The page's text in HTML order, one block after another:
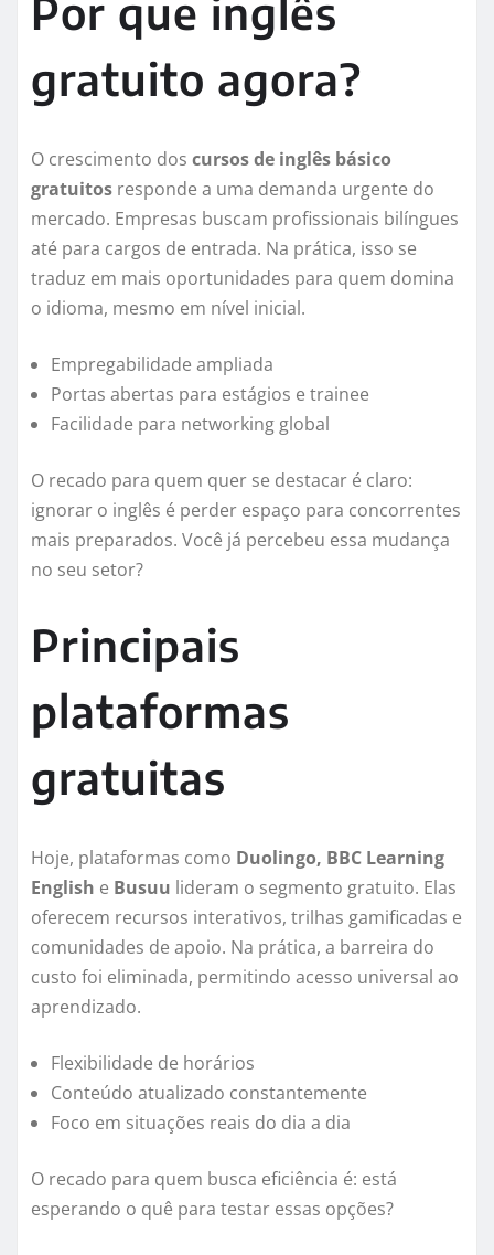
Por que inglês
gratuito agora?
O crescimento dos cursos de inglês básico
gratuitos responde a uma demanda urgente do
mercado. Empresas buscam profissionais bilíngues
até para cargos de entrada. Na prática, isso se
traduz em mais oportunidades para quem domina
o idioma, mesmo em nível inicial.
Empregabilidade ampliada
Portas abertas para estágios e trainee
Facilidade para networking global
O recado para quem quer se destacar é claro:
ignorar o inglês é perder espaço para concorrentes
mais preparados. Você já percebeu essa mudança
no seu setor?
Principais
plataformas
gratuitas
Hoje, plataformas como Duolingo, BBC Learning
English e Busuu lideram o segmento gratuito. Elas
oferecem recursos interativos, trilhas gamificadas e
comunidades de apoio. Na prática, a barreira do
custo foi eliminada, permitindo acesso universal ao
aprendizado.
Flexibilidade de horários
Conteúdo atualizado constantemente
Foco em situações reais do dia a dia
O recado para quem busca eficiência é: está
esperando o quê para testar essas opções?